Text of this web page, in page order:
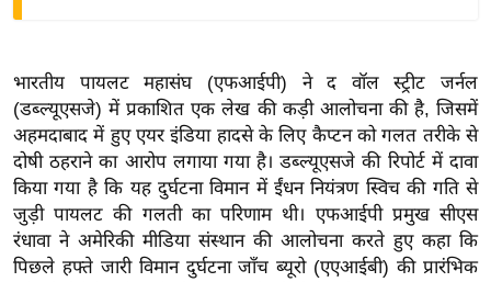
त
वि
शे
ष
ज्ञ
रा
य
भारतीय पायलट महासंघ (एफआईपी) ने द वॉल स्ट्रीट जर्नल
(डब्ल्यूएसजे) में प्रकाशित एक लेख की कड़ी आलोचना की है, जिसमें
अहमदाबाद में हुए एयर इंडिया हादसे के लिए कैप्टन को गलत तरीके से
दोषी ठहराने का आरोप लगाया गया है। डब्ल्यूएसजे की रिपोर्ट में दावा
किया गया है कि यह दुर्घटना विमान में ईंधन नियंत्रण स्विच की गति से
जुड़ी पायलट की गलती का परिणाम थी। एफआईपी प्रमुख सीएस
रंधावा ने अमेरिकी मीडिया संस्थान की आलोचना करते हुए कहा कि
पिछले हफ्ते जारी विमान दुर्घटना जाँच ब्यूरो (एएआईबी) की प्रारंभिक